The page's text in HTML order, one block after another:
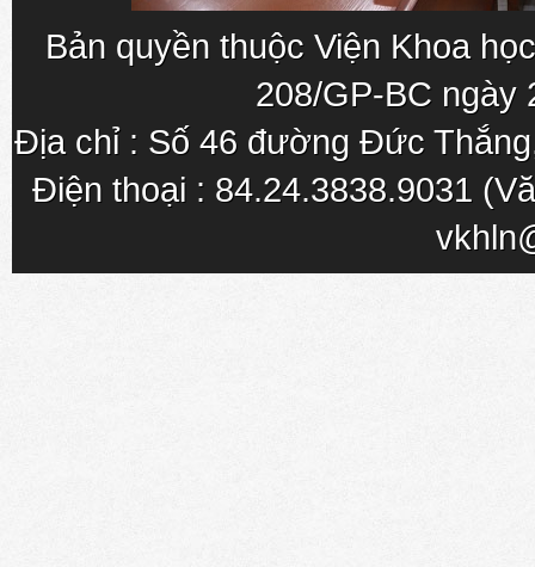
Bản quyền thuộc Viện Khoa
208/GP-BC ngày
Địa chỉ : Số 46 đường Đức
Điện thoại : 84.24.3838.9031